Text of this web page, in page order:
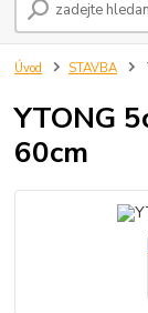
Úvod STAVBA
YTONG
60cm